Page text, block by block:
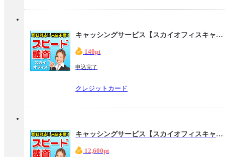
キャッシングサービス【スカイオフィスキャッシング】（申込完了）
140pt
申込完了
クレジットカード
キャッシングサービス【スカイオフィスキャッシング】（新規融資契約完了）
12,600pt